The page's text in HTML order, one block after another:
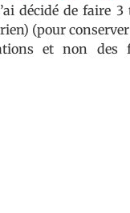
décidé de faire
(pour conserver
et non des